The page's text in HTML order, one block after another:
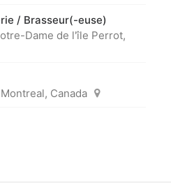
/ Brasseur(-euse)
Dame de l'île Perrot,
Canada